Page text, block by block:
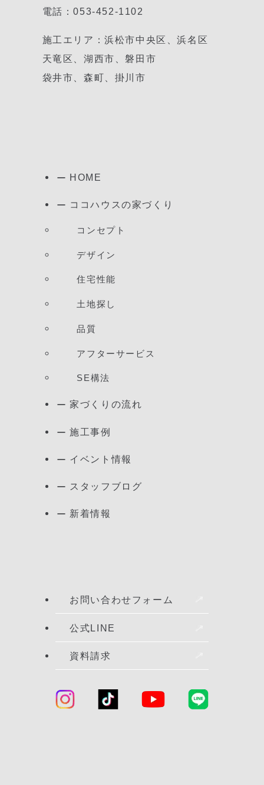
電話：053-452-1102
施工エリア：浜松市中央区、浜名区
天竜区、湖西市、磐田市
袋井市、森町、掛川市
HOME
ココハウスの家づくり
コンセプト
デザイン
住宅性能
土地探し
品質
アフターサービス
SE構法
家づくりの流れ
施工事例
イベント情報
スタッフブログ
新着情報
お問い合わせフォーム
公式LINE
資料請求